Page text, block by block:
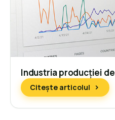
Industria producției
Citește articolul